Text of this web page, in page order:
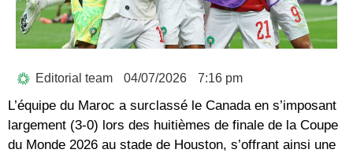
Editorial team 04/07/2026 7:16 pm
L’équipe du Maroc a surclassé le Canada en s’imposant
largement (3-0) lors des huitièmes de finale de la Coupe
du Monde 2026 au stade de Houston, s’offrant ainsi une